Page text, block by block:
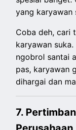
yang karyawan
Coba deh, cari
karyawan
ngobrol santai
pas, karyawan
dihargai dan
7.